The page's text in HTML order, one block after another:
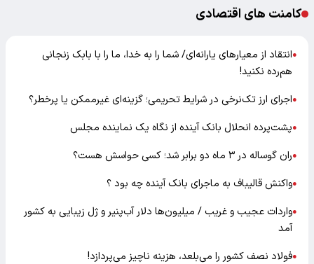
کامنت های اقتصادی
●انتقاد از معیارهای یارانه‌ای/ شما را به خدا، ما را با بابک زنجانی
هم‌رده نکنید!
●اجرای ارز تک‌نرخی در شرایط تحریمی؛ گزینه‌ای غیرممکن یا پرخطر؟
●پشت‌پرده انحلال بانک آینده از نگاه یک نماینده مجلس
●ران گوساله در ۳ ماه دو برابر شد؛ کسی حواسش هست؟
●واکنش قالیباف به ماجرای بانک آینده چه بود ؟
●واردات عجیب و غریب / میلیون‌ها دلار آب‌پنیر و ژل زیبایی به کشور
آمد
●فولاد نصف کشور را می‌بلعد، هزینه ناچیز می‌پردازد!